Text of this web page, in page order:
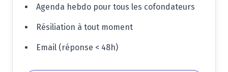
Agenda hebdo pour tous les cofondateurs
Résiliation à tout moment
Email (réponse < 48h)